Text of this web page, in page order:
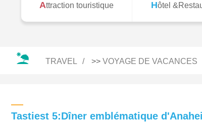
Attraction touristique Hôtel
TRAVEL >> VOYAGE DE VACANCES
Tastiest 5:Dîner emblématique